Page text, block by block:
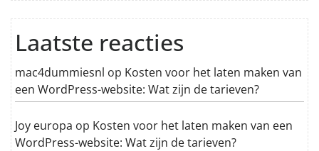
Laatste reacties
mac4dummiesnl op Kosten voor het laten maken van
een WordPress-website: Wat zijn de tarieven?
Joy europa op Kosten voor het laten maken van een
WordPress-website: Wat zijn de tarieven?